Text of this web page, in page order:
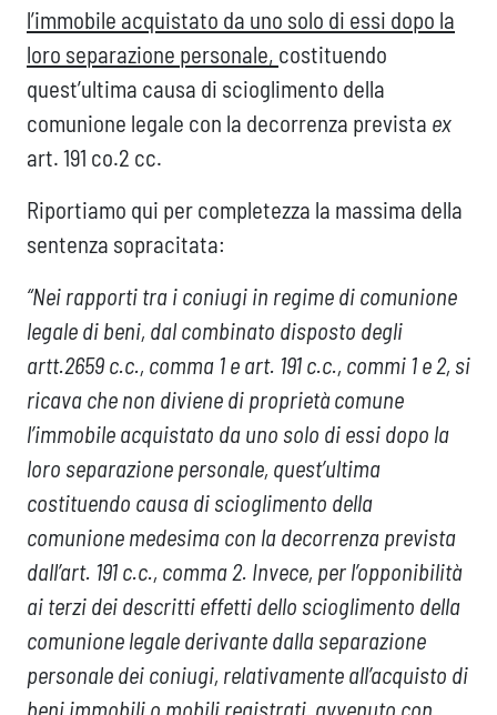
l’immobile acquistato da uno solo di essi dopo la
loro separazione personale, costituendo
quest’ultima causa di scioglimento della
comunione legale con la decorrenza prevista ex
art. 191 co.2 cc.
Riportiamo qui per completezza la massima della
sentenza sopracitata:
“Nei rapporti tra i coniugi in regime di comunione
legale di beni, dal combinato disposto degli
artt.2659 c.c., comma 1 e art. 191 c.c., commi 1 e 2, si
ricava che non diviene di proprietà comune
l’immobile acquistato da uno solo di essi dopo la
loro separazione personale, quest’ultima
costituendo causa di scioglimento della
comunione medesima con la decorrenza prevista
dall’art. 191 c.c., comma 2. Invece, per l’opponibilità
ai terzi dei descritti effetti dello scioglimento della
comunione legale derivante dalla separazione
personale dei coniugi, relativamente all’acquisto di
beni immobili o mobili registrati, avvenuto con